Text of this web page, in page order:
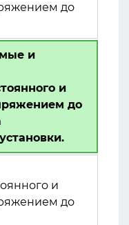
до
и
и
до
и
до